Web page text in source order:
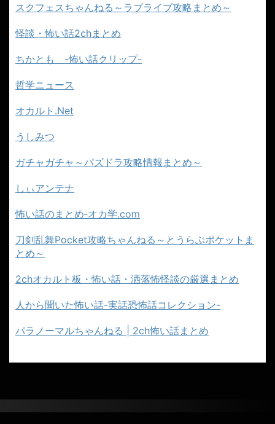
スクフェスちゃんねる～ラブライブ攻略まとめ～
怪談・怖い話2chまとめ
ちかとも -怖い話クリップ-
哲学ニュース
オカルト.Net
うしみつ
ガチャガチャ～パズドラ攻略情報まとめ～
しぃアンテナ
怖い話のまとめ‐オカ学.com
刀剣乱舞Pocket攻略ちゃんねる～とうらぶポケットま
とめ～
2chオカルト板・怖い話・洒落怖怪談の厳選まとめ
人から聞いた怖い話-実話恐怖話コレクション-
パラノーマルちゃんねる | 2ch怖い話まとめ